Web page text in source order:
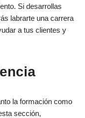
Si desarrollas
labrarte una carrera
a tus clientes y
la formación como
sección,